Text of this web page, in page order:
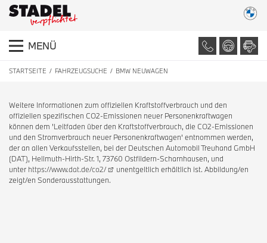
MENÜ
STARTSEITE FAHRZEUGSUCHE BMW NEUWAGEN
Weitere Informationen zum offiziellen Kraftstoffverbrauch und den
offiziellen spezifischen CO2-Emissionen neuer Personenkraftwagen
können dem 'Leitfaden über den Kraftstoffverbrauch, die CO2-Emissionen
und den Stromverbrauch neuer Personenkraftwagen' entnommen werden,
der an allen Verkaufsstellen, bei der Deutschen Automobil Treuhand GmbH
(DAT), Hellmuth-Hirth-Str. 1, 73760 Ostfildern-Scharnhausen, und
unter https://www.dat.de/co2/
unentgeltlich erhältlich ist. Abbildung/en
zeigt/en Sonderausstattungen.